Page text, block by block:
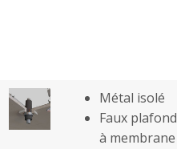
Métal isolé
Faux plafond
à membrane